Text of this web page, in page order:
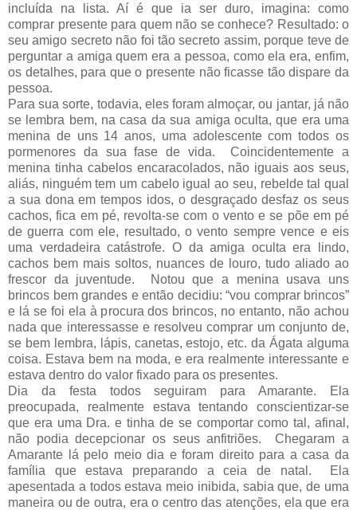
incluída na lista. Aí é que ia ser duro, imagina: como
comprar presente para quem não se conhece? Resultado: o
seu amigo secreto não foi tão secreto assim, porque teve de
perguntar a amiga quem era a pessoa, como ela era, enfim,
os detalhes, para que o presente não ficasse tão dispare da
pessoa.
Para sua sorte, todavia, eles foram almoçar, ou jantar, já não
se lembra bem, na casa da sua amiga oculta, que era uma
menina de uns 14 anos, uma adolescente com todos os
pormenores da sua fase de vida. Coincidentemente a
menina tinha cabelos encaracolados, não iguais aos seus,
aliás, ninguém tem um cabelo igual ao seu, rebelde tal qual
a sua dona em tempos idos, o desgraçado desfaz os seus
cachos, fica em pé, revolta-se com o vento e se põe em pé
de guerra com ele, resultado, o vento sempre vence e eis
uma verdadeira catástrofe. O da amiga oculta era lindo,
cachos bem mais soltos, nuances de louro, tudo aliado ao
frescor da juventude. Notou que a menina usava uns
brincos bem grandes e então decidiu: “vou comprar brincos”
e lá se foi ela à procura dos brincos, no entanto, não achou
nada que interessasse e resolveu comprar um conjunto de,
se bem lembra, lápis, canetas, estojo, etc. da Ágata alguma
coisa. Estava bem na moda, e era realmente interessante e
estava dentro do valor fixado para os presentes.
Dia da festa todos seguiram para Amarante. Ela
preocupada, realmente estava tentando conscientizar-se
que era uma Dra. e tinha de se comportar como tal, afinal,
não podia decepcionar os seus anfitriões. Chegaram a
Amarante lá pelo meio dia e foram direito para a casa da
família que estava preparando a ceia de natal. Ela
apesentada a todos estava meio inibida, sabia que, de uma
maneira ou de outra, era o centro das atenções, ela que era